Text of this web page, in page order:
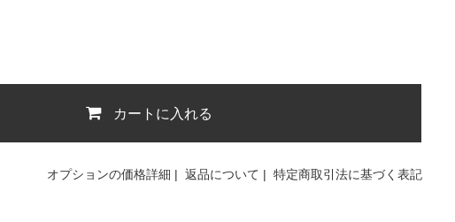
カートに入れる
オプションの価格詳細 | 返品について | 特定商取引法に基づく表記